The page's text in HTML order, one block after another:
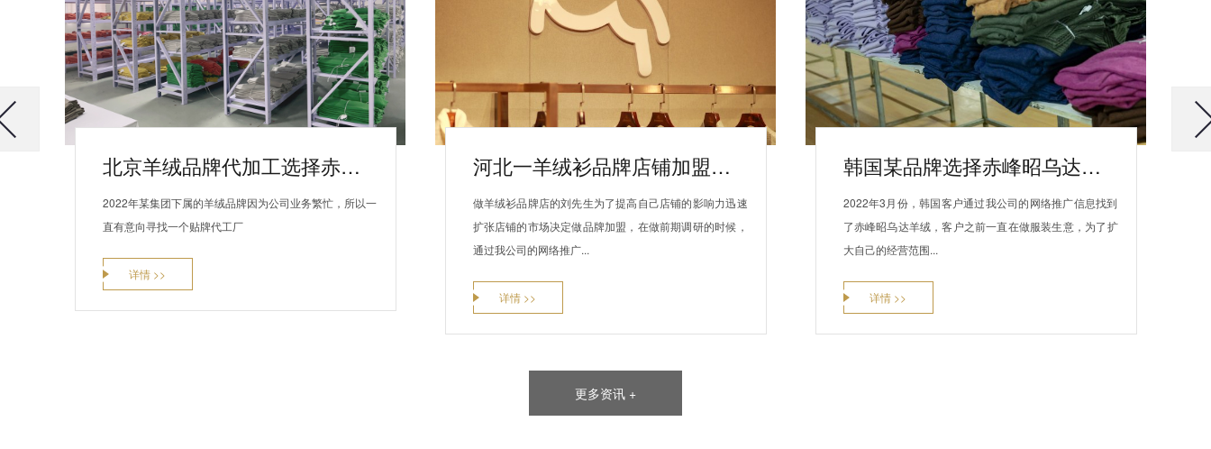
北京羊绒品牌代加工选择赤峰昭乌达羊绒
2022年某集团下属的羊绒品牌因为公司业务繁忙，所以一
直有意向寻找一个贴牌代工厂
详情 >>
河北一羊绒衫品牌店铺加盟赤峰昭乌达羊绒品牌
做羊绒衫品牌店的刘先生为了提高自己店铺的影响力迅速
扩张店铺的市场决定做品牌加盟，在做前期调研的时候，
通过我公司的网络推广...
详情 >>
韩国某品牌选择赤峰昭乌达羊绒做羊绒衫定制
2022年3月份，韩国客户通过我公司的网络推广信息找到
了赤峰昭乌达羊绒，客户之前一直在做服装生意，为了扩
大自己的经营范围...
详情 >>
更多资讯 +